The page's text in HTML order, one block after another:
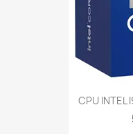
CPU INTEL